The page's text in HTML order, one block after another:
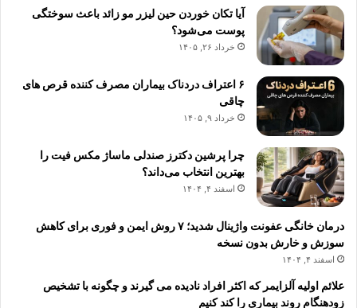
آیا تکان خوردن حین لیزر مو زائد باعث سوختگی
پوست می‌شود؟
خرداد ۲۶, ۱۴۰۵
۶ اعتراف دردناک بیماران مصرف کننده قرص های
چاقی
خرداد ۹, ۱۴۰۵
چرا پرشین دکترز صندلی ماساژ مکس فیت را
بهترین انتخاب می‌داند؟
اسفند ۴, ۱۴۰۴
درمان خانگی عفونت واژینال شدید؛ ۷ روش ایمن و فوری برای کاهش
سوزش و خارش بدون نسخه
اسفند ۴, ۱۴۰۴
علائم اولیه آلزایمر که اکثر افراد نادیده می گیرند و چگونه با تشخیص
زودهنگام روند بیماری را کند کنیم